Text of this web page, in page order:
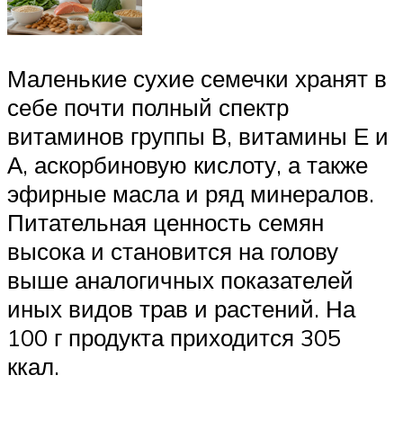
Маленькие сухие семечки хранят в
себе почти полный спектр
витаминов группы В, витамины Е и
А, аскорбиновую кислоту, а также
эфирные масла и ряд минералов.
Питательная ценность семян
высока и становится на голову
выше аналогичных показателей
иных видов трав и растений. На
100 г продукта приходится 305
ккал.